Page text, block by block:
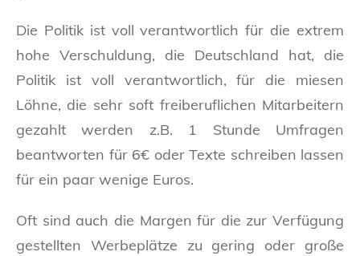
Die Politik ist voll verantwortlich für die extrem
hohe Verschuldung, die Deutschland hat, die
Politik ist voll verantwortlich, für die miesen
Löhne, die sehr soft freiberuflichen Mitarbeitern
gezahlt werden z.B. 1 Stunde Umfragen
beantworten für 6€ oder Texte schreiben lassen
für ein paar wenige Euros.
Oft sind auch die Margen für die zur Verfügung
gestellten Werbeplätze zu gering oder große